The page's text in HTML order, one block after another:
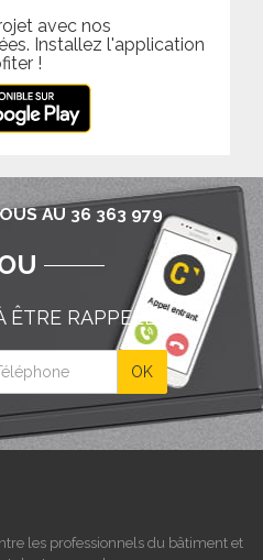
avec nos
Installez l'application
!
AU 36 363 979
ÊTRE RAPPELÉ
les professionnels du bâtiment et